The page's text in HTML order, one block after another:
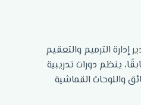
الترميم والتعقيم
ينظم دورات تدريبية
واللوحات القماشية